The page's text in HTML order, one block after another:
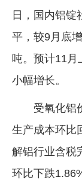
日，国内铝锭
平，较9月底
吨。预计11月
小幅增长。
受氧化铝
生产成本环比
解铝行业含税
环比下跌